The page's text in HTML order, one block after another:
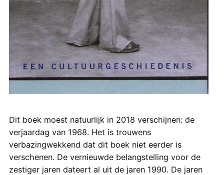
Dit boek moest natuurlijk in 2018 verschijnen: de
verjaardag van 1968. Het is trouwens
verbazingwekkend dat dit boek niet eerder is
verschenen. De vernieuwde belangstelling voor de
zestiger jaren dateert al uit de jaren 1990. De jaren